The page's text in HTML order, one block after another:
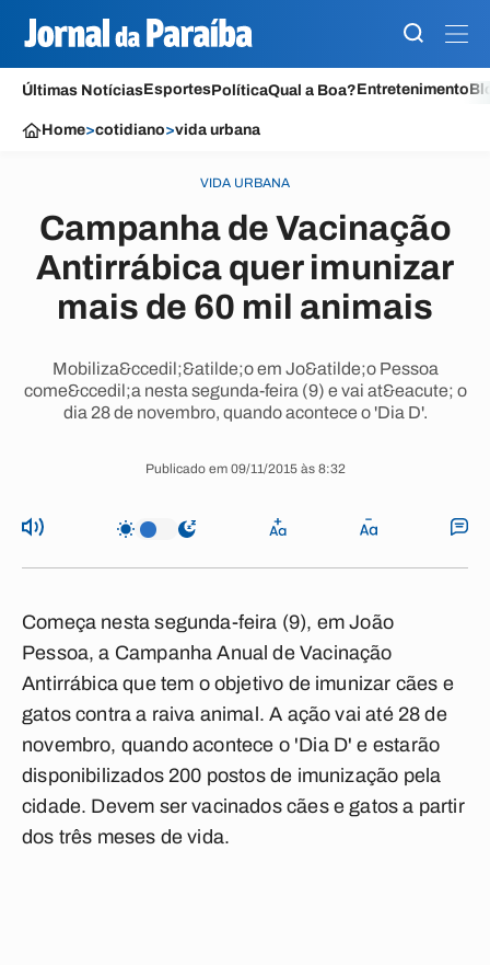
Últimas NotíciasEsportesPolíticaQual a Boa?Entretenimento
Home>cotidiano>vida urbana
VIDA URBANA
Campanha de Vacinação
Antirrábica quer imunizar
mais de 60 mil animais
Mobiliza&ccedil;&atilde;o em Jo&atilde;o Pessoa
come&ccedil;a nesta segunda-feira (9) e vai at&eacute; o
dia 28 de novembro, quando acontece o 'Dia D'.
Publicado em 09/11/2015 às 8:32
Começa nesta segunda-feira (9), em João
Pessoa, a Campanha Anual de Vacinação
Antirrábica que tem o objetivo de imunizar cães e
gatos contra a raiva animal. A ação vai até 28 de
novembro, quando acontece o 'Dia D' e estarão
disponibilizados 200 postos de imunização pela
cidade. Devem ser vacinados cães e gatos a partir
dos três meses de vida.